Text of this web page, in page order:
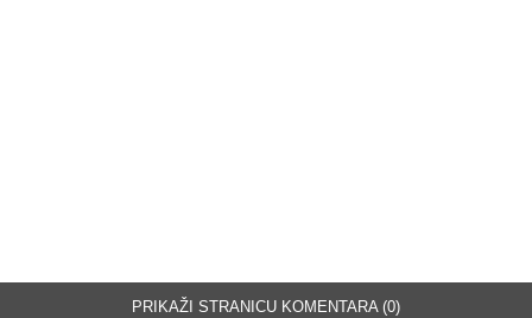
PRIKAŽI STRANICU KOMENTARA (0)